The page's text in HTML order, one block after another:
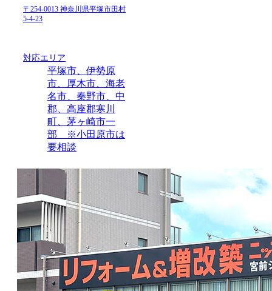
〒254-0013 神奈川県平塚市田村
5-4-23
対応エリア
平塚市、伊勢原
市、厚木市、海老
名市、秦野市、中
郡、高座郡寒川
町、茅ヶ崎市一
部 ※小田原市は
要相談